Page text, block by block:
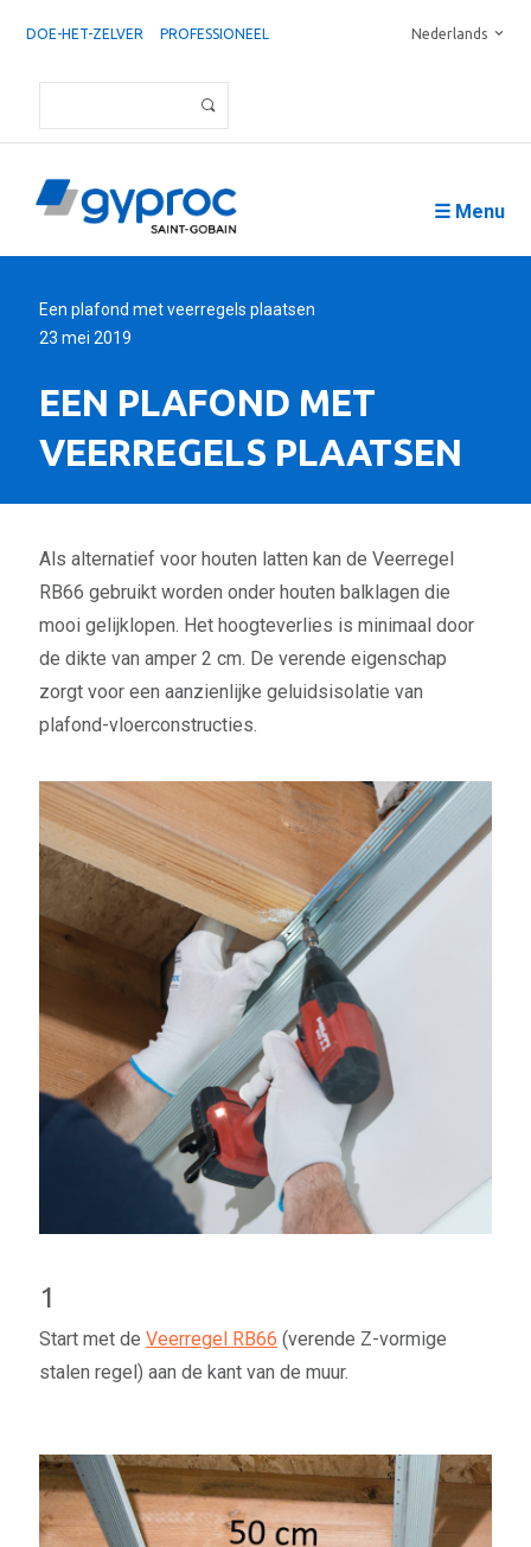
DOE-HET-ZELVER PROFESSIONEEL Nederlands
☰ Menu
Een plafond met veerregels plaatsen
23 mei 2019
EEN PLAFOND MET
VEERREGELS PLAATSEN
Als alternatief voor houten latten kan de Veerregel
RB66 gebruikt worden onder houten balklagen die
mooi gelijklopen. Het hoogteverlies is minimaal door
de dikte van amper 2 cm. De verende eigenschap
zorgt voor een aanzienlijke geluidsisolatie van
plafond-vloerconstructies.
1
Start met de Veerregel RB66 (verende Z-vormige
stalen regel) aan de kant van de muur.